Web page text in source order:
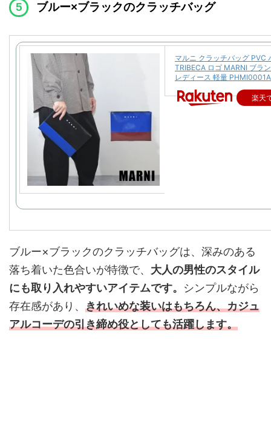
ブルー×ブラックのクラッチバッグ
マルニ クラッチバッグ PVC
TRIBECA ロゴ MARNI ブラ
レディース 軽量
楽天
ブルー×ブラックのクラッチバッグは、深みのある
落ち着いた色合いが特徴で、 大人の男性のスタイル
にも取り入れやすいアイテムです。 シンプルながら
存在感があり、 きれいめな装いはもちろん、カジュ
アルコーデの引き締め役としても活躍します。